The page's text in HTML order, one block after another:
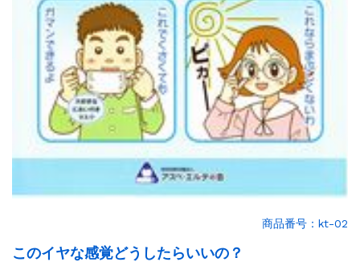
商品番号：kt-02
このイヤな感覚どうしたらいいの？